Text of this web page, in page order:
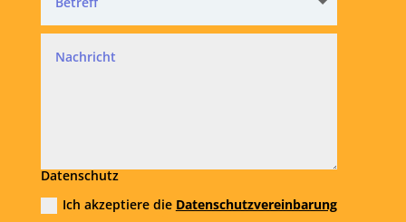
Datenschutz
Ich akzeptiere die Datenschutzvereinbarung